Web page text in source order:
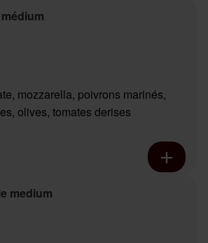
mozzarella, poivrons marinés,
olives, tomates derises
medium